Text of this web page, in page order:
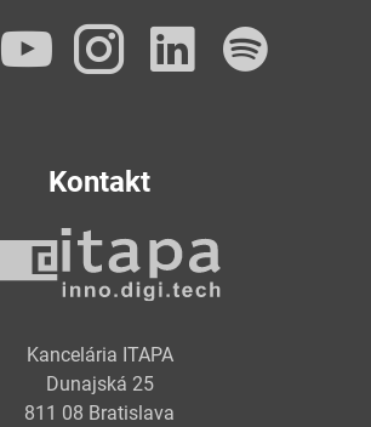
Facebook
YouTube
Instagram
Kontakt
Kancelária ITAPA
Dunajská 25
811 08 Bratislava